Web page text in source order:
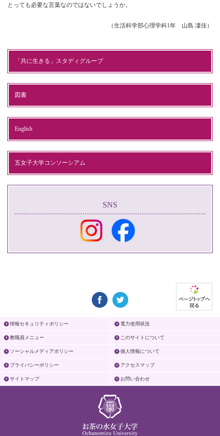
とっても必要な言葉なのではないでしょうか。
（生活科学部心理学科1年 山島 凜佳）
「共に生きる」スタディグループ
図書
English
五女子大学コンソーシアム
SNS
情報セキュリティポリシー 電力使用状況
教職員メニュー このサイトについて
ソーシャルメディアポリシー 個人情報について
プライバシーポリシー アクセスマップ
サイトマップ お問い合わせ